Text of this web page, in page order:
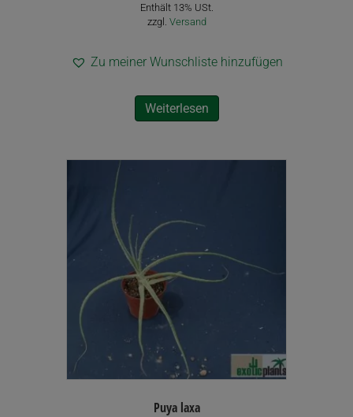
Enthält 13% USt.
zzgl. Versand
Zu meiner Wunschliste hinzufügen
Weiterlesen
Puya laxa